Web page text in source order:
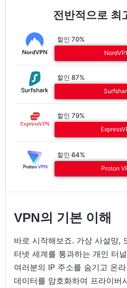
전반적으로 최
할인 70%
할인 87%
할인 79%
할인 64%
Proton
VPN의 기본 이해
바로 시작해보죠. 가상 사설망,
터넷 세계를 통과하는 개인 터
여러분의 IP 주소를 숨기고 온
데이터를 암호화하여 프라이버